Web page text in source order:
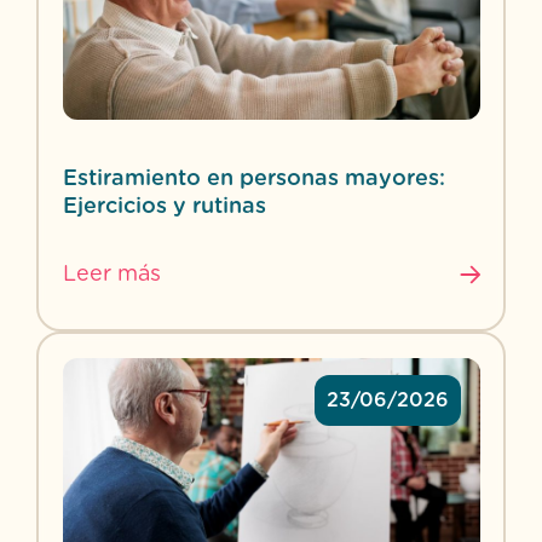
Estiramiento en personas mayores:
Ejercicios y rutinas
Leer más
23/06/2026